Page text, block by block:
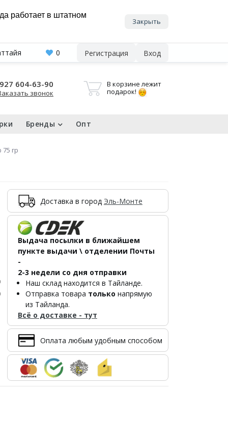
работает в штатном
Закрыть
0 Регистрация Вход
604-63-90
звонок
В корзине лежит
подарок!
Бренды Опт
гр
Доставка в город Эль-Монте
Выдача посылки в ближайшем
пункте выдачи \ отделении Почты
-
2-3 недели со дня отправки
Наш склад находится в Тайланде.
Отправка товара только напрямую
из Тайланда.
Всё о доставке - тут
Оплата любым удобным способом